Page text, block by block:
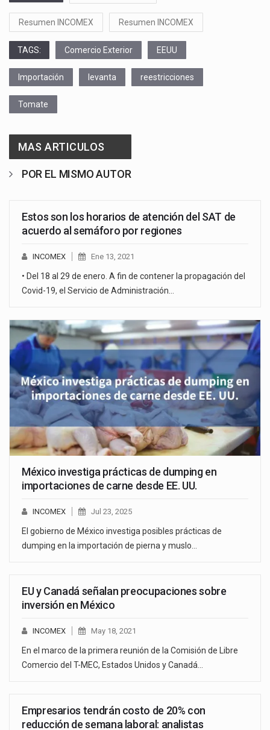
Resumen INCOMEX Resumen INCOMEX
TAGS: Comercio Exterior EEUU
Importación levanta reestricciones
Tomate
MAS ARTICULOS
POR EL MISMO AUTOR
Estos son los horarios de atención del SAT de
acuerdo al semáforo por regiones
INCOMEX Ene 13, 2021
• Del 18 al 29 de enero. A fin de contener la propagación del
Covid-19, el Servicio de Administración…
México investiga prácticas de dumping en
importaciones de carne desde EE. UU.
INCOMEX Jul 23, 2025
El gobierno de México investiga posibles prácticas de
dumping en la importación de pierna y muslo…
EU y Canadá señalan preocupaciones sobre
inversión en México
INCOMEX May 18, 2021
En el marco de la primera reunión de la Comisión de Libre
Comercio del T-MEC, Estados Unidos y Canadá…
Empresarios tendrán costo de 20% con
reducción de semana laboral: analistas